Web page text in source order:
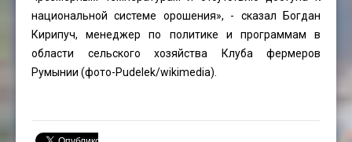
национальной системе орошения», - сказал Богдан
Кирипуч, менеджер по политике и программам в
области сельского хозяйства Клуба фермеров
Румынии (фото-Pudelek/wikimedia).